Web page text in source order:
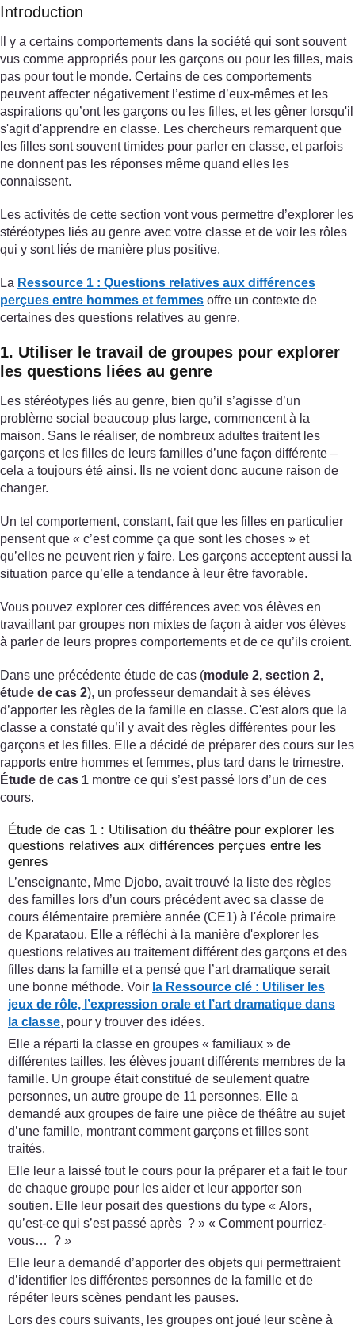
Introduction
Il y a certains comportements dans la société qui sont souvent
vus comme appropriés pour les garçons ou pour les filles, mais
pas pour tout le monde. Certains de ces comportements
peuvent affecter négativement l’estime d’eux-mêmes et les
aspirations qu’ont les garçons ou les filles, et les gêner lorsqu'il
s'agit d'apprendre en classe. Les chercheurs remarquent que
les filles sont souvent timides pour parler en classe, et parfois
ne donnent pas les réponses même quand elles les
connaissent.
Les activités de cette section vont vous permettre d’explorer les
stéréotypes liés au genre avec votre classe et de voir les rôles
qui y sont liés de manière plus positive.
La Ressource 1 : Questions relatives aux différences
perçues entre hommes et femmes offre un contexte de
certaines des questions relatives au genre.
1. Utiliser le travail de groupes pour explorer
les questions liées au genre
Les stéréotypes liés au genre, bien qu’il s’agisse d’un
problème social beaucoup plus large, commencent à la
maison. Sans le réaliser, de nombreux adultes traitent les
garçons et les filles de leurs familles d’une façon différente –
cela a toujours été ainsi. Ils ne voient donc aucune raison de
changer.
Un tel comportement, constant, fait que les filles en particulier
pensent que « c’est comme ça que sont les choses » et
qu’elles ne peuvent rien y faire. Les garçons acceptent aussi la
situation parce qu’elle a tendance à leur être favorable.
Vous pouvez explorer ces différences avec vos élèves en
travaillant par groupes non mixtes de façon à aider vos élèves
à parler de leurs propres comportements et de ce qu’ils croient.
Dans une précédente étude de cas (module 2, section 2,
étude de cas 2), un professeur demandait à ses élèves
d’apporter les règles de la famille en classe. C'est alors que la
classe a constaté qu’il y avait des règles différentes pour les
garçons et les filles. Elle a décidé de préparer des cours sur les
rapports entre hommes et femmes, plus tard dans le trimestre.
Étude de cas 1 montre ce qui s’est passé lors d’un de ces
cours.
Étude de cas 1 : Utilisation du théâtre pour explorer les
questions relatives aux différences perçues entre les
genres
L’enseignante, Mme Djobo, avait trouvé la liste des règles
des familles lors d’un cours précédent avec sa classe de
cours élémentaire première année (CE1) à l'école primaire
de Kparataou. Elle a réfléchi à la manière d'explorer les
questions relatives au traitement différent des garçons et des
filles dans la famille et a pensé que l’art dramatique serait
une bonne méthode. Voir la Ressource clé : Utiliser les
jeux de rôle, l’expression orale et l’art dramatique dans
la classe, pour y trouver des idées.
Elle a réparti la classe en groupes « familiaux » de
différentes tailles, les élèves jouant différents membres de la
famille. Un groupe était constitué de seulement quatre
personnes, un autre groupe de 11 personnes. Elle a
demandé aux groupes de faire une pièce de théâtre au sujet
d’une famille, montrant comment garçons et filles sont
traités.
Elle leur a laissé tout le cours pour la préparer et a fait le tour
de chaque groupe pour les aider et leur apporter son
soutien. Elle leur posait des questions du type « Alors,
qu’est-ce qui s’est passé après ? » « Comment pourriez-
vous… ? »
Elle leur a demandé d’apporter des objets qui permettraient
d’identifier les différentes personnes de la famille et de
répéter leurs scènes pendant les pauses.
Lors des cours suivants, les groupes ont joué leur scène à